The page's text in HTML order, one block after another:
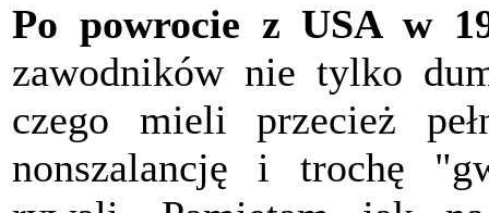
Po powrocie z USA w
zawodników nie tylko
czego mieli przecież
nonszalancję i trochę